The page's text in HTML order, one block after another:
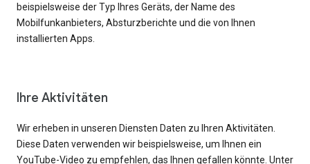
beispielsweise der Typ Ihres Geräts, der Name des
Mobilfunkanbieters, Absturzberichte und die von Ihnen
installierten Apps.
Ihre Aktivitäten
Wir erheben in unseren Diensten Daten zu Ihren Aktivitäten.
Diese Daten verwenden wir beispielsweise, um Ihnen ein
YouTube-Video zu empfehlen, das Ihnen gefallen könnte. Unter